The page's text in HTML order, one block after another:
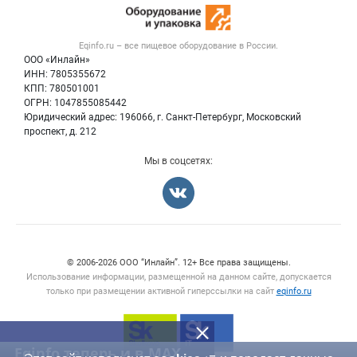
Eqinfo теперь и в MAX
Eqinfo.ru – все пищевое оборудование в России.
ООО «Инлайн»
ИНН: 7805355672
КПП: 780501001
ОГРН: 1047855085442
Юридический адрес: 196066, г. Санкт-Петербург, Московский
проспект, д. 212
Публичная оферта
Контактная информация
Политика обработки персональных данных
Вакансии
Оборудование для пищепрома
Тара и упаковка
Б/у оборудование
Мы в соцсетях:
© 2006‑2026 ООО “Инлайн”. 12+ Все права защищены.
Использование информации, размещенной на данном сайте, допускается
только при размещении активной гиперссылки на сайт eqinfo.ru